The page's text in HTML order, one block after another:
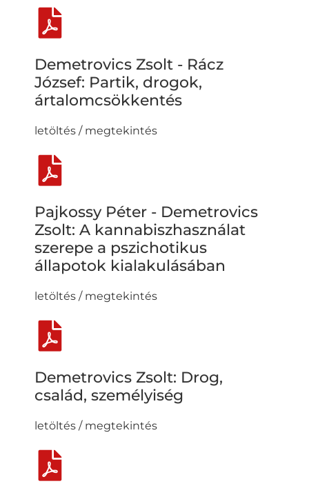
Demetrovics Zsolt - Rácz
József: Partik, drogok,
ártalomcsökkentés
letöltés / megtekintés
Pajkossy Péter - Demetrovics
Zsolt: A kannabiszhasználat
szerepe a pszichotikus
állapotok kialakulásában
letöltés / megtekintés
Demetrovics Zsolt: Drog,
család, személyiség
letöltés / megtekintés